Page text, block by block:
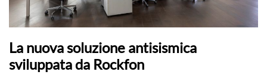
La nuova soluzione antisismica
sviluppata da Rockfon